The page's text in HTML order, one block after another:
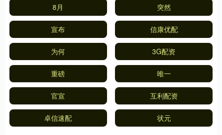
8月 突然
宣布 信康优配
为何 3G配资
重磅 唯一
官宣 互利配资
卓信速配 状元